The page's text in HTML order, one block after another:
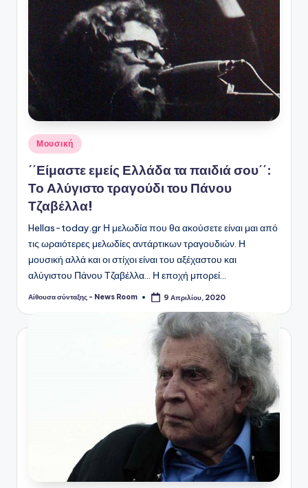
Αναρτήθηκε
σε
Μουσική
΄΄Είμαστε εμείς Ελλάδα τα παιδιά σου΄΄:
Το Αλύγιστο τραγούδι του Πάνου
Τζαβέλλα!
Hellas-today.gr Η μελωδία που θα ακούσετε είναι μαι από
τις ωραιότερες μελωδίες αντάρτικων τραγουδιών. Η
μουσική αλλά και οι στίχοι είναι του αξέχαστου και
αλύγιστου Πάνου Τζαβέλλα... Η εποχή μπορεί…
Συγγραφέας:
Αίθουσα σύνταξης - News Room 9 Απριλίου, 2020